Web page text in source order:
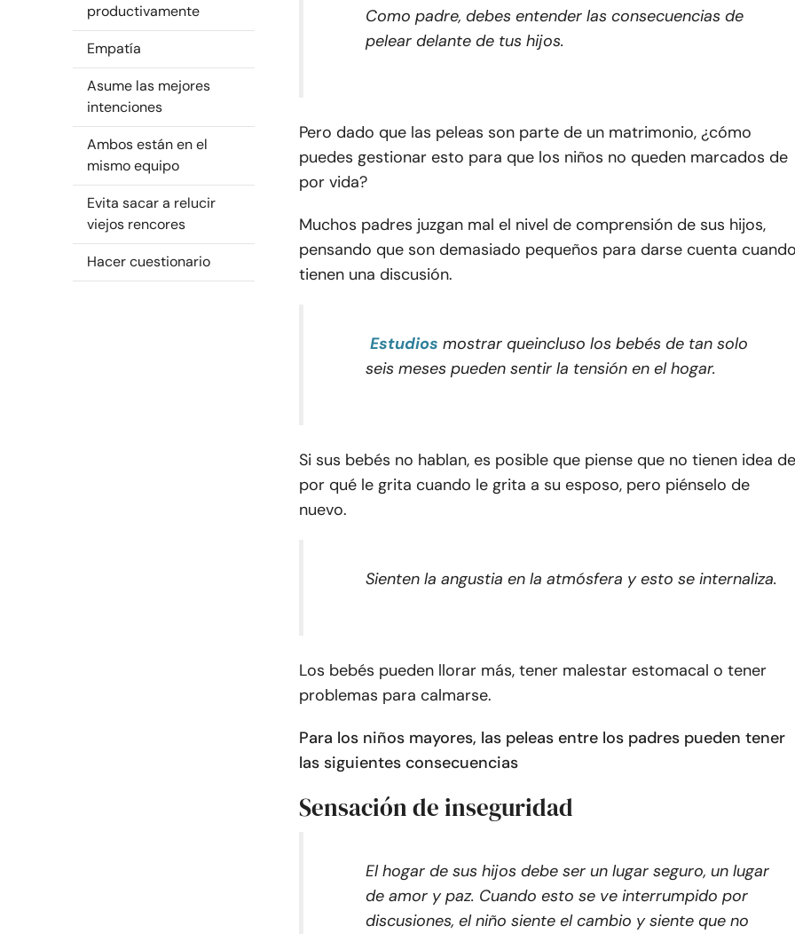
productivamente
Empatía
Asume las mejores
intenciones
Ambos están en el
mismo equipo
Evita sacar a relucir
viejos rencores
Hacer cuestionario
Como padre, debes entender las consecuencias de
pelear delante de tus hijos.
Pero dado que las peleas son parte de un matrimonio, ¿cómo
puedes gestionar esto para que los niños no queden marcados de
por vida?
Muchos padres juzgan mal el nivel de comprensión de sus hijos,
pensando que son demasiado pequeños para darse cuenta
tienen una discusión.
Estudios mostrar queincluso los bebés de tan solo
seis meses pueden sentir la tensión en el hogar.
Si sus bebés no hablan, es posible que piense que no tienen idea de
por qué le grita cuando le grita a su esposo, pero piénselo de
nuevo.
Sienten la angustia en la atmósfera y esto se internaliza.
Los bebés pueden llorar más, tener malestar estomacal o tener
problemas para calmarse.
Para los niños mayores, las peleas entre los padres pueden tener
las siguientes consecuencias
Sensación de inseguridad
El hogar de sus hijos debe ser un lugar seguro, un lugar
de amor y paz. Cuando esto se ve interrumpido por
discusiones, el niño siente el cambio y siente que no